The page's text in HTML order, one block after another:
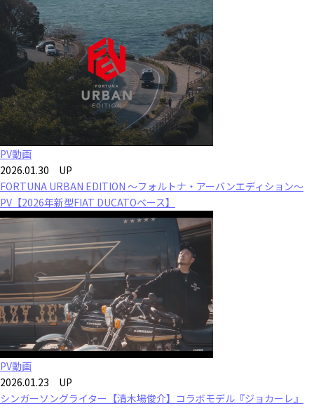
PV動画
2026.01.30 UP
FORTUNA URBAN EDITION ～フォルトナ・アーバンエディション～
PV【2026年新型FIAT DUCATOベース】
PV動画
2026.01.23 UP
シンガーソングライター【清木場俊介】コラボモデル『ジョカーレ』